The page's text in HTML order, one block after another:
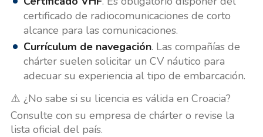
certificado de radiocomunicaciones de corto
alcance para las comunicaciones.
Currículum de navegación. Las compañías de
chárter suelen solicitar un CV náutico para
adecuar su experiencia al tipo de embarcación.
⚠️ ¿No sabe si su licencia es válida en Croacia?
Consulte con su empresa de chárter o revise la
lista oficial del país.